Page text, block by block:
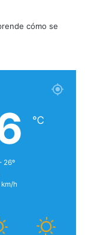
cómo se
℃
26º
h